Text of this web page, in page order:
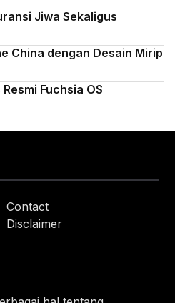
Jiwa Sekaligus
China dengan Desain Mirip
Fuchsia OS
Contact
Disclaimer